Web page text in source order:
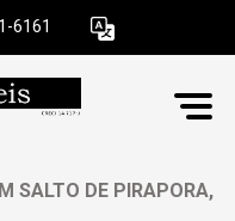
6161
SALTO DE PIRAPORA,